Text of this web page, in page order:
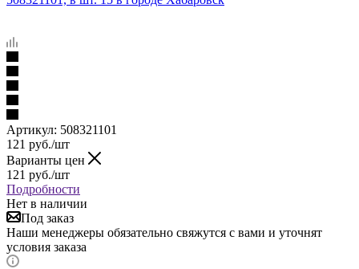
Артикул: 508321101
121 руб./шт
Варианты цен
121 руб./шт
Подробности
Нет в наличии
Под заказ
Наши менеджеры обязательно свяжутся с вами и уточнят
условия заказа